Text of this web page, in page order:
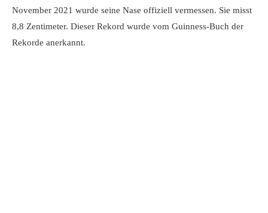
November 2021 wurde seine Nase offiziell vermessen. Sie misst
8,8 Zentimeter. Dieser Rekord wurde vom Guinness-Buch der
Rekorde anerkannt.